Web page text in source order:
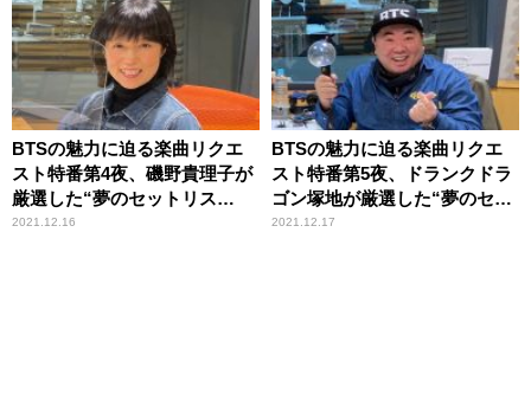
BTSの魅力に迫る楽曲リクエ
スト特番第4夜、磯野貴理子が
厳選した“夢のセットリス
ト”を披露
2021.12.16
BTSの魅力に迫る楽曲リクエ
スト特番第5夜、ドランクドラ
ゴン塚地が厳選した“夢のセッ
トリスト”を披露
2021.12.17